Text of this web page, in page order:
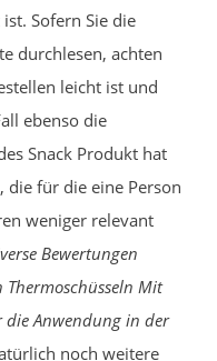
Sofern Sie die
durchlesen, achten
leicht ist und
ebenso die
Snack Produkt hat
die für die eine Person
weniger relevant
Bewertungen
Mit
die Anwendung in der
noch weitere